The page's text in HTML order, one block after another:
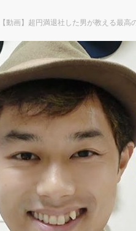
【動画】超円満退社した男が教える最高